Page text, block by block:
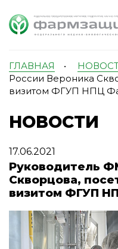
ГЛАВНАЯ •
России Вероника
визитом ФГУП НПЦ
НОВОСТИ
17.06.2021
Руководитель
Скворцова,
визитом ФГУП